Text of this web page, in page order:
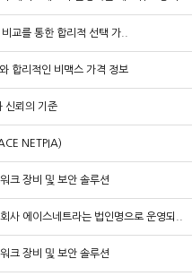
교를 통한 합리적 선택 가..
합리적인 비맥스 가격 정보
신뢰의 기준
NETPIA)
크 장비 및 보안 솔루션
사 에이스네트라는 법인명으로 운영되..
크 장비 및 보안 솔루션